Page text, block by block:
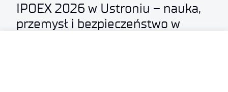
IPOEX 2026 w Ustroniu – nauka,
przemysł i bezpieczeństwo w